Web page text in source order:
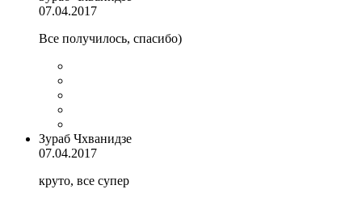
07.04.2017
Все получилось, спасибо)
Зураб Чхванидзе
07.04.2017
круто, все супер